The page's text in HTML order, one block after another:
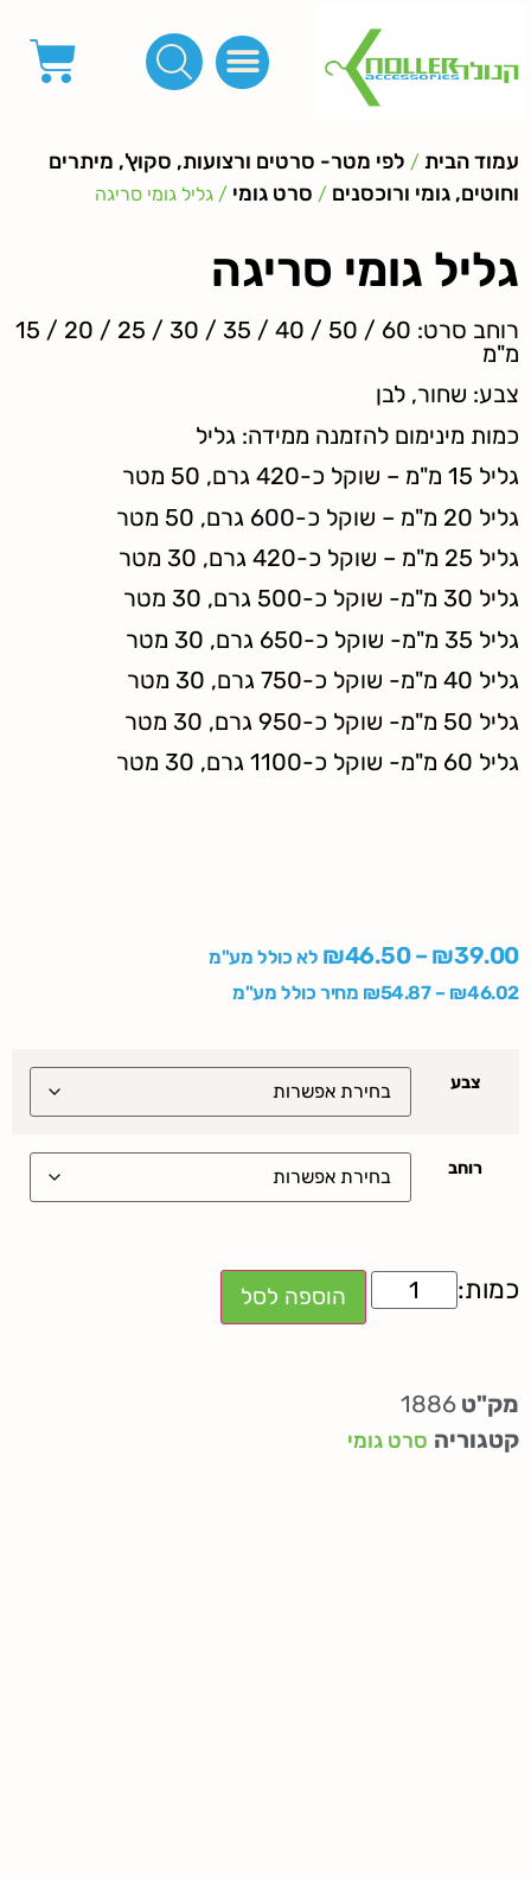
עמוד הבית / לפי מטר- סרטים ורצועות, סקוץ', מיתרים
וחוטים, גומי ורוכסנים / סרט גומי / גליל גומי סריגה
גליל גומי סריגה
רוחב סרט: 60 / 50 / 40 / 35 / 30 / 25 / 20 / 15
מ"מ
צבע: שחור, לבן
כמות מינימום להזמנה ממידה: גליל
גליל 15 מ"מ – שוקל כ-420 גרם, 50 מטר
גליל 20 מ"מ – שוקל כ-600 גרם, 50 מטר
גליל 25 מ"מ – שוקל כ-420 גרם, 30 מטר
גליל 30 מ"מ- שוקל כ-500 גרם, 30 מטר
גליל 35 מ"מ- שוקל כ-650 גרם, 30 מטר
גליל 40 מ"מ- שוקל כ-750 גרם, 30 מטר
גליל 50 מ"מ- שוקל כ-950 גרם, 30 מטר
גליל 60 מ"מ- שוקל כ-1100 גרם, 30 מטר
₪39.00
–
₪46.50
לא כולל מע"מ
₪46.02
–
₪54.87 מחיר כולל מע"מ
צבע
רוחב
הוספה לסל
מק"ט 1886
קטגוריה סרט גומי